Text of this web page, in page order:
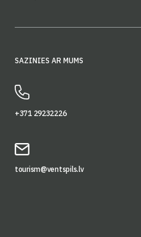
SAZINIES AR MUMS
+371 29232226
tourism@ventspils.lv